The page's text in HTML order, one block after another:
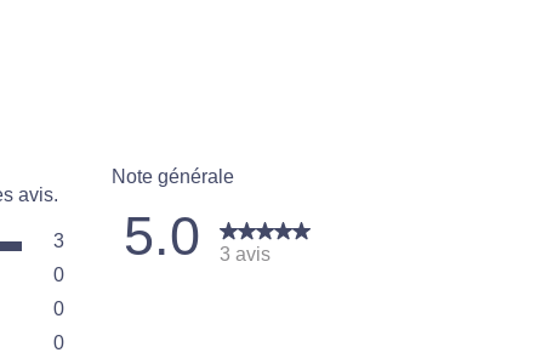
avis.
3
3 avis avec 5 étoiles.
0
0 avis avec 4 étoiles.
0
0 avis avec 3 étoiles.
0
Note générale
5.0 3 avis